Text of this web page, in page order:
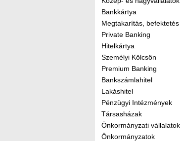
Bankkártya
Megtakarítás, befektetés
Private Banking
Hitelkártya
Személyi Kölcsön
Premium Banking
Bankszámlahitel
Lakáshitel
Pénzügyi Intézmények
Társasházak
Önkormányzati vállalatok
Önkormányzatok